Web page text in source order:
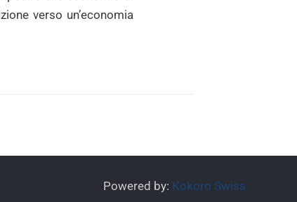
verso un’economia
Powered by: Kokoro Swiss